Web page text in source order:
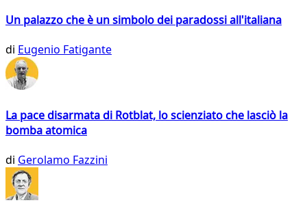
Un palazzo che è un simbolo dei paradossi all'italiana
di Eugenio Fatigante
La pace disarmata di Rotblat, lo scienziato che lasciò la
bomba atomica
di Gerolamo Fazzini